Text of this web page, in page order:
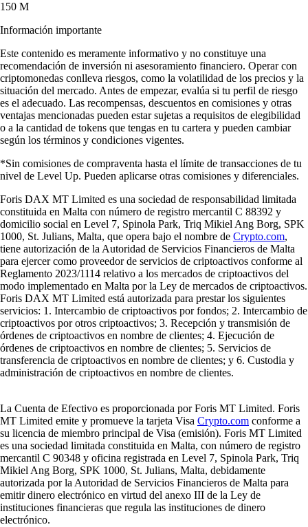
150 M
Información importante
Este contenido es meramente informativo y no constituye una
recomendación de inversión ni asesoramiento financiero. Operar con
criptomonedas conlleva riesgos, como la volatilidad de los precios y la
situación del mercado. Antes de empezar, evalúa si tu perfil de riesgo
es el adecuado. Las recompensas, descuentos en comisiones y otras
ventajas mencionadas pueden estar sujetas a requisitos de elegibilidad
o a la cantidad de tokens que tengas en tu cartera y pueden cambiar
según los términos y condiciones vigentes.
*Sin comisiones de compraventa hasta el límite de transacciones de tu
nivel de Level Up. Pueden aplicarse otras comisiones y diferenciales.
Foris DAX MT Limited es una sociedad de responsabilidad limitada
constituida en Malta con número de registro mercantil C 88392 y
domicilio social en Level 7, Spinola Park, Triq Mikiel Ang Borg, SPK
1000, St. Julians, Malta, que opera bajo el nombre de Crypto.com,
tiene autorización de la Autoridad de Servicios Financieros de Malta
para ejercer como proveedor de servicios de criptoactivos conforme al
Reglamento 2023/1114 relativo a los mercados de criptoactivos del
modo implementado en Malta por la Ley de mercados de criptoactivos.
Foris DAX MT Limited está autorizada para prestar los siguientes
servicios: 1. Intercambio de criptoactivos por fondos; 2. Intercambio de
criptoactivos por otros criptoactivos; 3. Recepción y transmisión de
órdenes de criptoactivos en nombre de clientes; 4. Ejecución de
órdenes de criptoactivos en nombre de clientes; 5. Servicios de
transferencia de criptoactivos en nombre de clientes; y 6. Custodia y
administración de criptoactivos en nombre de clientes.
La Cuenta de Efectivo es proporcionada por Foris MT Limited. Foris
MT Limited emite y promueve la tarjeta Visa Crypto.com conforme a
su licencia de miembro principal de Visa (emisión). Foris MT Limited
es una sociedad limitada constituida en Malta, con número de registro
mercantil C 90348 y oficina registrada en Level 7, Spinola Park, Triq
Mikiel Ang Borg, SPK 1000, St. Julians, Malta, debidamente
autorizada por la Autoridad de Servicios Financieros de Malta para
emitir dinero electrónico en virtud del anexo III de la Ley de
instituciones financieras que regula las instituciones de dinero
electrónico.